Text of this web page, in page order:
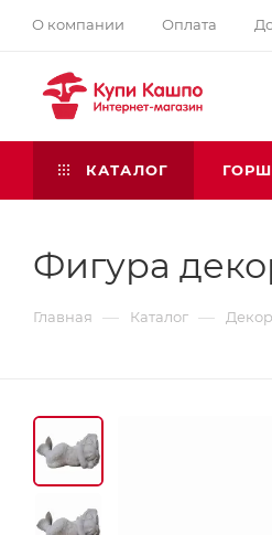
О компании Оплата
КАТАЛОГ
Фигура
Главная — Каталог —